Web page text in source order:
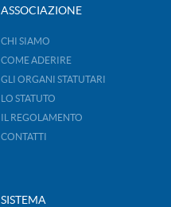
ASSOCIAZIONE
CHI SIAMO
COME ADERIRE
GLI ORGANI STATUTARI
LO STATUTO
IL REGOLAMENTO
CONTATTI
SISTEMA